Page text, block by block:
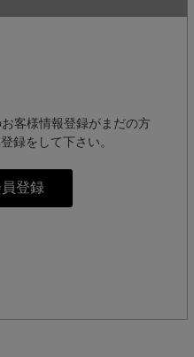
客様情報登録がまだの方
録をして下さい。